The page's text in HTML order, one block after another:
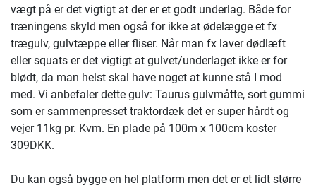
vægt på er det vigtigt at der er et godt underlag. Både for
træningens skyld men også for ikke at ødelægge et fx
trægulv, gulvtæppe eller fliser. Når man fx laver dødlæft
eller squats er det vigtigt at gulvet/underlaget ikke er for
blødt, da man helst skal have noget at kunne stå I mod
med. Vi anbefaler dette gulv: Taurus gulvmåtte, sort gummi
som er sammenpresset traktordæk det er super hårdt og
vejer 11kg pr. Kvm. En plade på 100m x 100cm koster
309DKK.
Du kan også bygge en hel platform men det er et lidt større